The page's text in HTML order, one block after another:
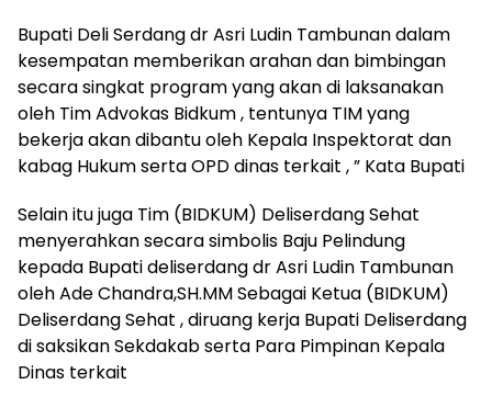
Bupati Deli Serdang dr Asri Ludin Tambunan dalam
kesempatan memberikan arahan dan bimbingan
secara singkat program yang akan di laksanakan
oleh Tim Advokas Bidkum , tentunya TIM yang
bekerja akan dibantu oleh Kepala Inspektorat dan
kabag Hukum serta OPD dinas terkait , ” Kata Bupati
Selain itu juga Tim (BIDKUM) Deliserdang Sehat
menyerahkan secara simbolis Baju Pelindung
kepada Bupati deliserdang dr Asri Ludin Tambunan
oleh Ade Chandra,SH.MM Sebagai Ketua (BIDKUM)
Deliserdang Sehat , diruang kerja Bupati Deliserdang
di saksikan Sekdakab serta Para Pimpinan Kepala
Dinas terkait